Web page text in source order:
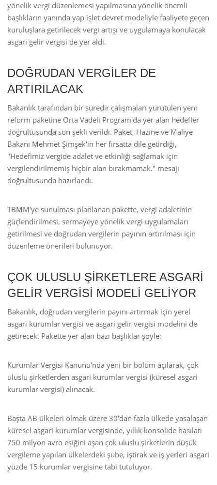
yönelik vergi düzenlemesi yapılmasına yönelik önemli
başlıkların yanında yap işlet devret modeliyle faaliyete geçen
kuruluşlara getirilecek vergi artışı ve uygulamaya konulacak
asgari gelir vergisi de yer aldı.
DOĞRUDAN VERGİLER DE
ARTIRILACAK
Bakanlık tarafından bir süredir çalışmaları yürütülen yeni
reform paketine Orta Vadeli Program'da yer alan hedefler
doğrultusunda son şekli verildi. Paket, Hazine ve Maliye
Bakanı Mehmet Şimşek'in her fırsatta dile getirdiği,
"Hedefimiz vergide adalet ve etkinliği sağlamak için
vergilendirilmemiş hiçbir alan bırakmamak." mesajı
doğrultusunda hazırlandı.
TBMM'ye sunulması planlanan pakette, vergi adaletinin
güçlendirilmesi, sermayeye yönelik vergi uygulamaları
getirilmesi ve doğrudan vergilerin payının artırılması için
düzenleme önerileri bulunuyor.
ÇOK ULUSLU ŞİRKETLERE ASGARİ
GELİR VERGİSİ MODELİ GELİYOR
Bakanlık, doğrudan vergilerin payını artırmak için yerel
asgari kurumlar vergisi ve asgari gelir vergisi modelini de
getirecek. Pakette yer alan bazı başlıklar şöyle:
Kurumlar Vergisi Kanunu'nda yeni bir bölüm açılarak, çok
uluslu şirketlerden asgari kurumlar vergisi (küresel asgari
kurumlar vergisi) alınacak.
Başta AB ülkeleri olmak üzere 30'dan fazla ülkede yasalaşan
küresel asgari kurumlar vergisinde, yıllık konsolide hasılatı
750 milyon avro eşiğini aşan çok uluslu şirketlerin düşük
vergileme yapılan ülkelerdeki şube, iştirak ve iş yerleri asgari
yüzde 15 kurumlar vergisine tabi tutuluyor.